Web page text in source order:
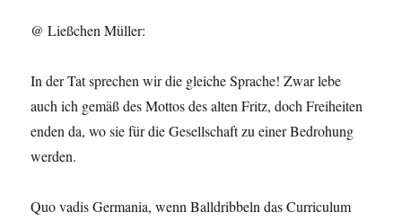
@ Ließchen Müller:
In der Tat sprechen wir die gleiche Sprache! Zwar lebe
auch ich gemäß des Mottos des alten Fritz, doch Freiheiten
enden da, wo sie für die Gesellschaft zu einer Bedrohung
werden.
Quo vadis Germania, wenn Balldribbeln das Curriculum